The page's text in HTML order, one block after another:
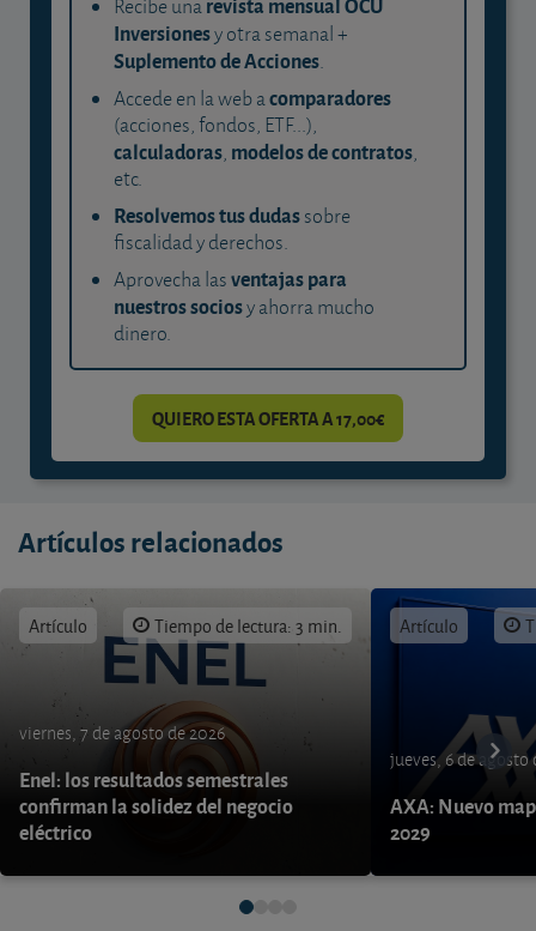
Recibe una
Inversionesy otra semanal +
Suplemento de Acciones.
Accede en la web acomparadores
(acciones, fondos, ETF...),
calculadoras, modelos de contratos,
etc.
Resolvemos tus dudassobre
fiscalidad y derechos.
Aprovecha lasventajas para
nuestros sociosy ahorra mucho
dinero.
QUIERO ESTA OFERTA A 17,00€
Artículos relacionados
Artículo Tiempo de lectura: 3 min.
viernes, 7 de agosto de 2026
Enel: los resultados semestrales
confirman la solidez del negocio
eléctrico
Artículo
jueves, 6 de agosto
AXA: Nuevo
2029